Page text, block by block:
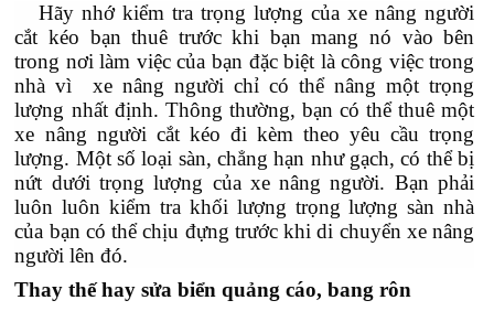
Hãy nhớ kiểm tra trọng lượng của xe nâng người
cắt kéo bạn thuê trước khi bạn mang nó vào bên
trong nơi làm việc của bạn đặc biệt là công việc trong
nhà vì xe nâng người chỉ có thể nâng một trọng
lượng nhất định. Thông thường, bạn có thể thuê một
xe nâng người cắt kéo đi kèm theo yêu cầu trọng
lượng. Một số loại sàn, chẳng hạn như gạch, có thể bị
nứt dưới trọng lượng của xe nâng người. Bạn phải
luôn luôn kiểm tra khối lượng trọng lượng sàn nhà
của bạn có thể chịu đựng trước khidi chuyển xe nâng
người lên đó.
Thay thế hay sửa biển quảng cáo, bang rôn